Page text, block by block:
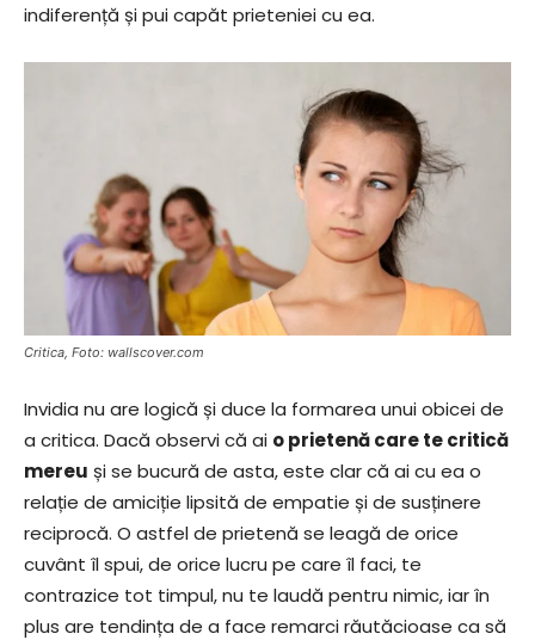
indiferență și pui capăt prieteniei cu ea.
Critica, Foto: wallscover.com
Invidia nu are logică și duce la formarea unui obicei de
a critica. Dacă observi că ai o prietenă care te critică
mereu și se bucură de asta, este clar că ai cu ea o
relație de amiciție lipsită de empatie și de susținere
reciprocă. O astfel de prietenă se leagă de orice
cuvânt îl spui, de orice lucru pe care îl faci, te
contrazice tot timpul, nu te laudă pentru nimic, iar în
plus are tendința de a face remarci răutăcioase ca să